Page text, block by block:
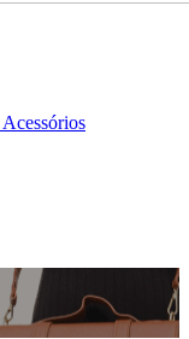
Acessórios